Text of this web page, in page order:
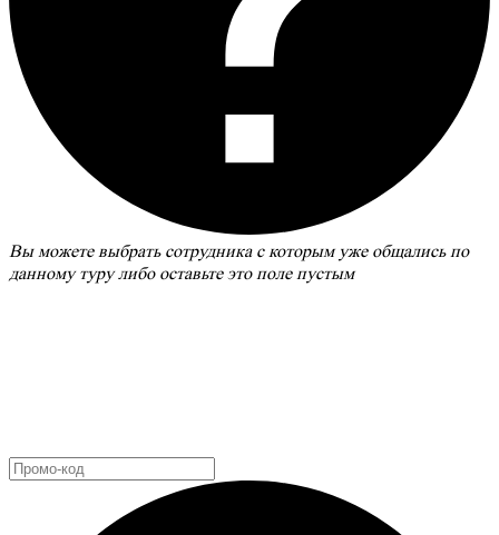
Вы можете выбрать сотрудника с которым уже общались по
данному туру либо оставьте это поле пустым